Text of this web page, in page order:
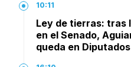
10:11
Ley de tierras: tras
en el Senado,
queda en Diputados